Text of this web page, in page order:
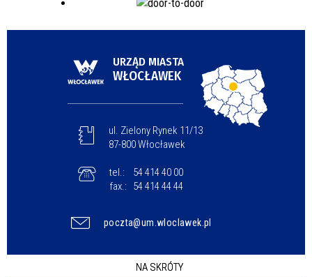
URZĄD MIASTA
WŁOCŁAWEK
ul. Zielony Rynek 11/13
87-800 Włocławek
tel.:
54 414 40 00
fax.:
54 414 44 44
poczta@um.wloclawek.pl
NA SKRÓTY